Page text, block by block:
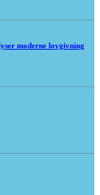
moderne lovgivning